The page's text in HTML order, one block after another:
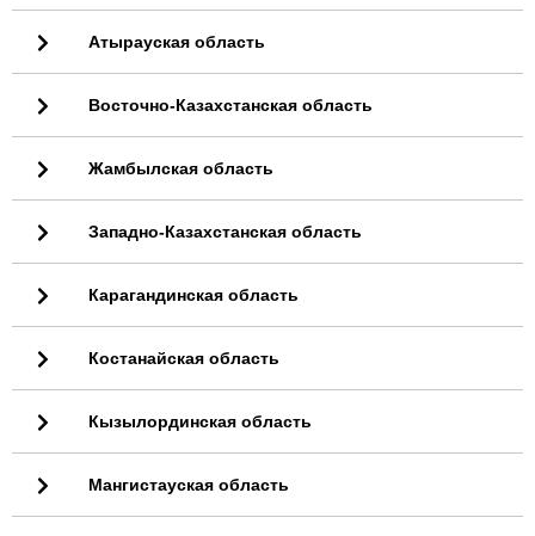
Атырауская область
Восточно-Казахстанская область
Жамбылская область
Западно-Казахстанская область
Карагандинская область
Костанайская область
Кызылординская область
Мангистауская область